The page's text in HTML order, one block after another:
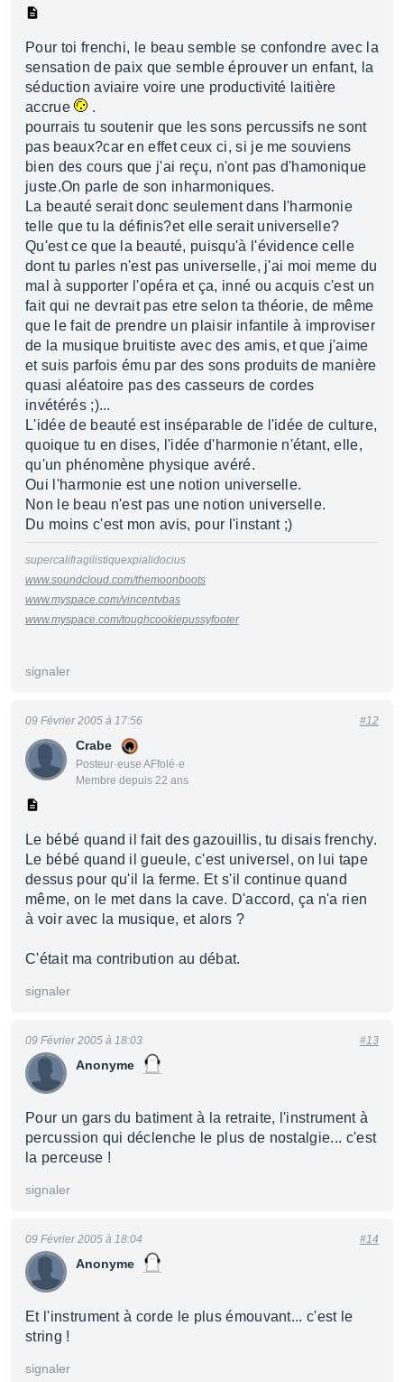
Pour toi frenchi, le beau semble se confondre avec la
sensation de paix que semble éprouver un enfant, la
séduction aviaire voire une productivité laitière
accrue
.
pourrais tu soutenir que les sons percussifs ne sont
pas beaux?car en effet ceux ci, si je me souviens
bien des cours que j'ai reçu, n'ont pas d'hamonique
juste.On parle de son inharmoniques.
La beauté serait donc seulement dans l'harmonie
telle que tu la définis?et elle serait universelle?
Qu'est ce que la beauté, puisqu'à l'évidence celle
dont tu parles n'est pas universelle, j'ai moi meme du
mal à supporter l'opéra et ça, inné ou acquis c'est un
fait qui ne devrait pas etre selon ta théorie, de même
que le fait de prendre un plaisir infantile à improviser
de la musique bruitiste avec des amis, et que j'aime
et suis parfois ému par des sons produits de manière
quasi aléatoire pas des casseurs de cordes
invétérés ;)...
L'idée de beauté est inséparable de l'idée de culture,
quoique tu en dises, l'idée d'harmonie n'étant, elle,
qu'un phénomène physique avéré.
Oui l'harmonie est une notion universelle.
Non le beau n'est pas une notion universelle.
Du moins c'est mon avis, pour l'instant ;)
supercalifragilistiquexpialidocius
www.soundcloud.com/themoonboots
www.myspace.com/vincentvbas
www.myspace.com/toughcookiepussyfooter
signaler
Crabe
Posteur·euse AFfolé·e
Membre depuis 22 ans
09 Février 2005 à 17:56 #12
Le bébé quand il fait des gazouillis, tu disais frenchy.
Le bébé quand il gueule, c'est universel, on lui tape
dessus pour qu'il la ferme. Et s'il continue quand
même, on le met dans la cave. D'accord, ça n'a rien
à voir avec la musique, et alors ?
C'était ma contribution au débat.
signaler
Anonyme
09 Février 2005 à 18:03 #13
Pour un gars du batiment à la retraite, l'instrument à
percussion qui déclenche le plus de nostalgie... c'est
la perceuse !
signaler
Anonyme
09 Février 2005 à 18:04 #14
Et l'instrument à corde le plus émouvant... c'est le
string !
signaler